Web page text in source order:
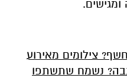
צילומים מאירוע
נשמח שתשתפו